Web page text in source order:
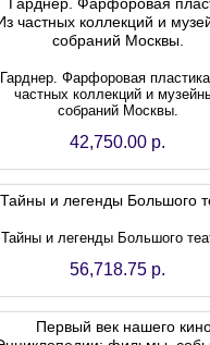
Гарднер. Фарфоровая
частных коллекций и
собраний Москвы.
42,750.00 р.
Тайны и легенды Большого
56,718.75 р.